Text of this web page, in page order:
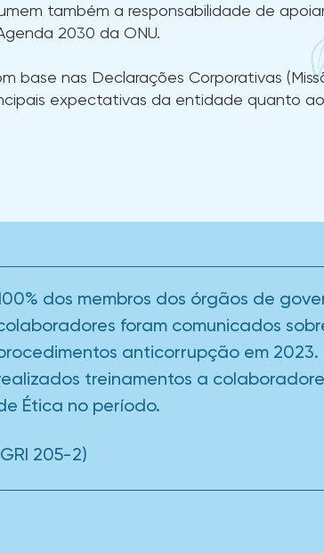
também a responsabilidade de
2030 da ONU.
nas Declarações Corporativas
expectativas da entidade quanto
dos membros dos órgãos de
foram comunicados
anticorrupção em 2023.
treinamentos a
Ética no período.
205-2)